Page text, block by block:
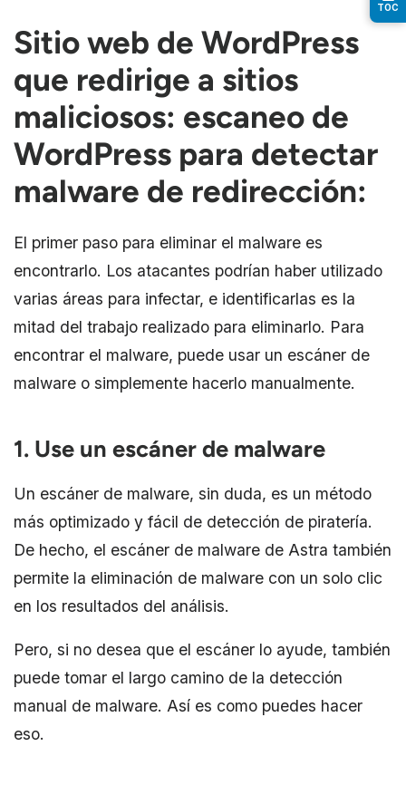
Sitio web de WordPress
que redirige a sitios
maliciosos: escaneo de
WordPress para detectar
malware de redirección:
El primer paso para eliminar el malware es
encontrarlo. Los atacantes podrían haber utilizado
varias áreas para infectar, e identificarlas es la
mitad del trabajo realizado para eliminarlo. Para
encontrar el malware, puede usar un escáner de
malware o simplemente hacerlo manualmente.
1. Use un escáner de malware
Un escáner de malware, sin duda, es un método
más optimizado y fácil de detección de piratería.
De hecho, el escáner de malware de Astra también
permite la eliminación de malware con un solo clic
en los resultados del análisis.
Pero, si no desea que el escáner lo ayude, también
puede tomar el largo camino de la detección
manual de malware. Así es como puedes hacer
eso.
TOC